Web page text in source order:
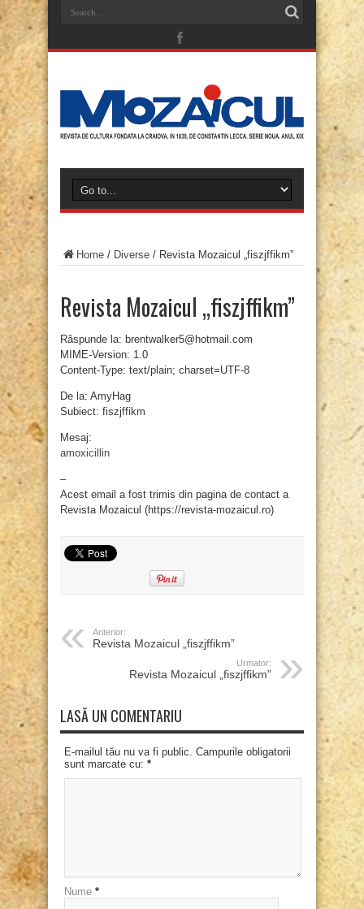
Home / Diverse / Revista Mozaicul „fiszjffikm”
Revista Mozaicul „fiszjffikm”
Răspunde la: brentwalker5@hotmail.com
MIME-Version: 1.0
Content-Type: text/plain; charset=UTF-8
De la: AmyHag
Subiect: fiszjffikm
Mesaj:
amoxicillin
–
Acest email a fost trimis din pagina de contact a
Revista Mozaicul (https://revista-mozaicul.ro)
Anterior:
Revista Mozaicul „fiszjffikm”
Urmator:
Revista Mozaicul „fiszjffikm”
LASĂ UN COMENTARIU
E-mailul tău nu va fi public. Campurile obligatorii
sunt marcate cu: *
Nume *